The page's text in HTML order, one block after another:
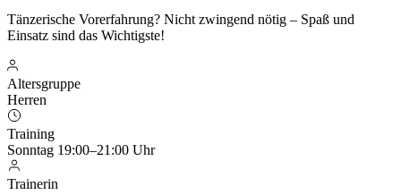
Tänzerische Vorerfahrung? Nicht zwingend nötig – Spaß und
Einsatz sind das Wichtigste!
Altersgruppe
Herren
Training
Sonntag 19:00–21:00 Uhr
Trainerin